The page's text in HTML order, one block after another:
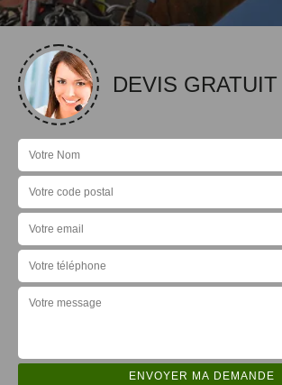
DEVIS GRATUIT